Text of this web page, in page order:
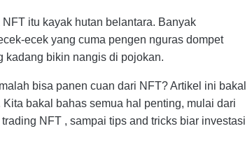
itu kayak hutan belantara. Banyak
ecek yang cuma pengen nguras dompet
kadang bikin nangis di pojokan.
bisa panen cuan dari NFT? Artikel ini bakal
bakal bahas semua hal penting, mulai dari
NFT , sampai tips and tricks biar investasi